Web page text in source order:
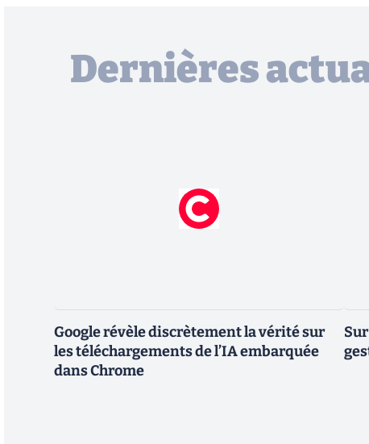
Dernières
Google révèle discrètement la vérité sur
les téléchargements de l’IA embarquée
dans Chrome